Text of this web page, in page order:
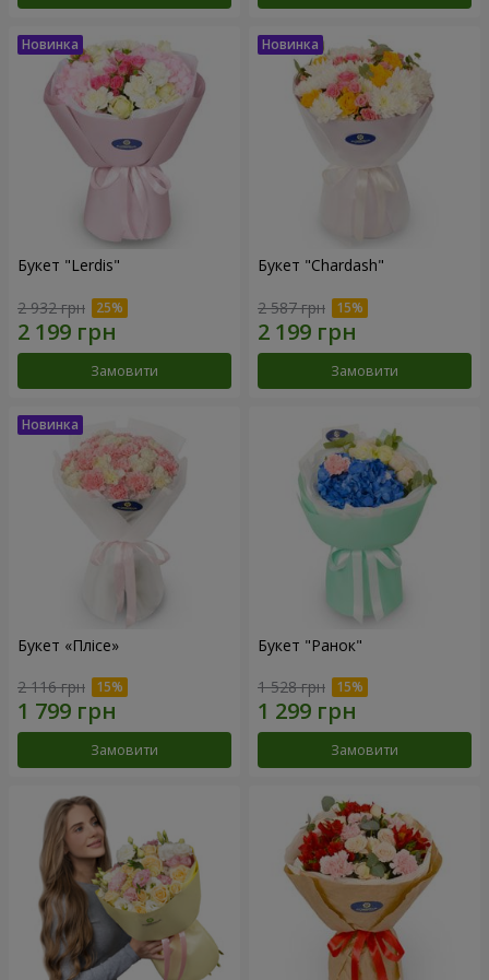
Букет "Lerdis"
2 932 грн
Замовити
Букет "Chardash"
2 587 грн
Замовити
Букет «Плісе»
2 116 грн
Замовити
Букет "Ранок"
1 528 грн
Замовити